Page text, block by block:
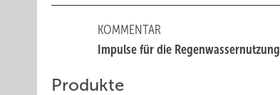
KOMMENTAR
Impulse für die Regenwassernutzung
Produkte